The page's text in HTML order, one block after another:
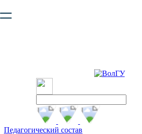
безопасную работу с сайтом. Пожалуйста
Педагогический состав